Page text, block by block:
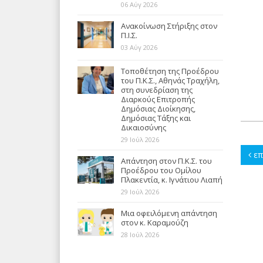
06 Αύγ 2026
Ανακοίνωση Στήριξης στον
Π.Ι.Σ.
03 Αύγ 2026
Τοποθέτηση της Προέδρου
του Π.Κ.Σ., Αθηνάς Τραχήλη,
στη συνεδρίαση της
Διαρκούς Επιτροπής
Δημόσιας Διοίκησης,
Δημόσιας Τάξης και
Δικαιοσύνης
29 Ιούλ 2026
Απάντηση στον Π.Κ.Σ. του
Προέδρου του Ομίλου
Πλακεντία, κ. Ιγνάτιου Λιαπή
29 Ιούλ 2026
Μια οφειλόμενη απάντηση
στον κ. Καραμούζη
28 Ιούλ 2026